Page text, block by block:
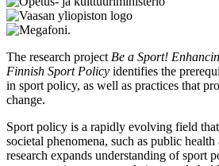
The research project Be a Sport!
Finnish Sport Policy identifies the
in sport policy, as well as practices that
change.
Sport policy is a rapidly evolving field
societal phenomena, such as public
research expands understanding of sport